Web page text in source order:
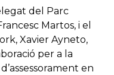
del Parc
Martos, i el
Xavier Ayneto,
per a la
en